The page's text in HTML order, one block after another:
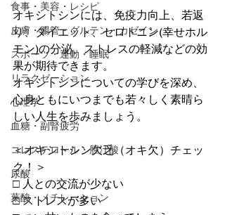
食事・美容・レシピ
皮膚・腸管・グルテン・カゼイン
スポーツ・運動・睡眠
リラクゼーション
心理学
血糖・副腎疲労
コレステロール・胆汁酸
尿酸
葉酸・メチレーション
オキシトシンには、免疫力向上、若返
り、ダイエット、セロトニン(幸せホル
モン)の分泌、ストレスの軽減などの効
果が期待できます。
オキシトシンについての学びを深め、
心身ともにいつまでも若々しく素晴ら
しい人生を歩みましょう。
＜オキシトシン欠乏（オキ欠）チェッ
ク！＞
□ 人との交流が少ない
□ ストレスが多い